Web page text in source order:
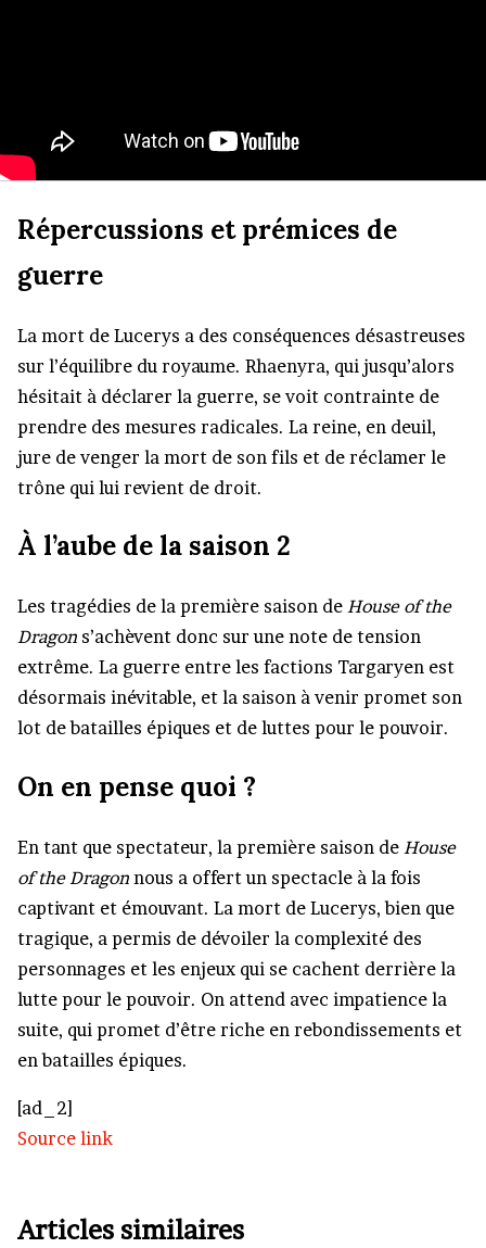
Répercussions et prémices de
guerre
La mort de Lucerys a des conséquences désastreuses
sur l’équilibre du royaume. Rhaenyra, qui jusqu’alors
hésitait à déclarer la guerre, se voit contrainte de
prendre des mesures radicales. La reine, en deuil,
jure de venger la mort de son fils et de réclamer le
trône qui lui revient de droit.
À l’aube de la saison 2
Les tragédies de la première saison de House of the
Dragon s’achèvent donc sur une note de tension
extrême. La guerre entre les factions Targaryen est
désormais inévitable, et la saison à venir promet son
lot de batailles épiques et de luttes pour le pouvoir.
On en pense quoi ?
En tant que spectateur, la première saison de House
of the Dragon nous a offert un spectacle à la fois
captivant et émouvant. La mort de Lucerys, bien que
tragique, a permis de dévoiler la complexité des
personnages et les enjeux qui se cachent derrière la
lutte pour le pouvoir. On attend avec impatience la
suite, qui promet d’être riche en rebondissements et
en batailles épiques.
[ad_2]
Source link
Articles similaires